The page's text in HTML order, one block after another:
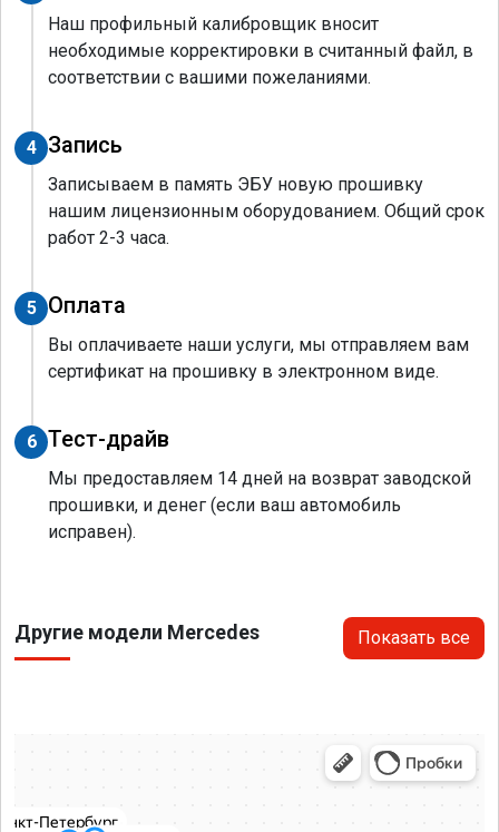
Наш профильный калибровщик вносит
необходимые корректировки в считанный файл, в
соответствии с вашими пожеланиями.
4 Запись
Записываем в память ЭБУ новую прошивку
нашим лицензионным оборудованием. Общий срок
работ 2-3 часа.
5 Оплата
Вы оплачиваете наши услуги, мы отправляем вам
сертификат на прошивку в электронном виде.
6 Тест-драйв
Мы предоставляем 14 дней на возврат заводской
прошивки, и денег (если ваш автомобиль
исправен).
Другие модели Mercedes Показать все